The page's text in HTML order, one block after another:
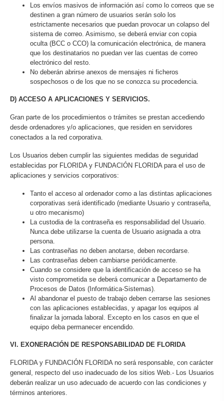
Los envíos masivos de información así como lo correos que se
destinen a gran número de usuarios serán solo los
estrictamente necesarios que puedan provocar un colapso del
sistema de correo. Asimismo, se deberá enviar con copia
oculta (BCC o CCO) la comunicación electrónica, de manera
que los destinatarios no puedan ver las cuentas de correo
electrónico del resto.
No deberán abrirse anexos de mensajes ni ficheros
sospechosos o de los que no se conozca su procedencia.
D) ACCESO A APLICACIONES Y SERVICIOS.
Gran parte de los procedimientos o trámites se prestan accediendo
desde ordenadores y/o aplicaciones, que residen en servidores
conectados a la red corporativa.
Los Usuarios deben cumplir las siguientes medidas de seguridad
establecidas por FLORIDA y FUNDACIÓN FLORIDA para el uso de
aplicaciones y servicios corporativos:
Tanto el acceso al ordenador como a las distintas aplicaciones
corporativas será identificado (mediante Usuario y contraseña,
u otro mecanismo)
La custodia de la contraseña es responsabilidad del Usuario.
Nunca debe utilizarse la cuenta de Usuario asignada a otra
persona.
Las contraseñas no deben anotarse, deben recordarse.
Las contraseñas deben cambiarse periódicamente.
Cuando se considere que la identificación de acceso se ha
visto comprometida se deberá comunicar a Departamento de
Procesos de Datos (Informática-Sistemas).
Al abandonar el puesto de trabajo deben cerrarse las sesiones
con las aplicaciones establecidas, y apagar los equipos al
finalizar la jornada laboral. Excepto en los casos en que el
equipo deba permanecer encendido.
VI. EXONERACIÓN DE RESPONSABILIDAD DE FLORIDA
FLORIDA y FUNDACIÓN FLORIDA no será responsable, con carácter
general, respecto del uso inadecuado de los sitios Web.- Los Usuarios
deberán realizar un uso adecuado de acuerdo con las condiciones y
términos anteriores.